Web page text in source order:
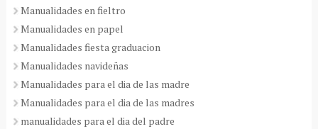
Manualidades en fieltro
Manualidades en papel
Manualidades fiesta graduacion
Manualidades navideñas
Manualidades para el dia de las madre
Manualidades para el dia de las madres
manualidades para el dia del padre